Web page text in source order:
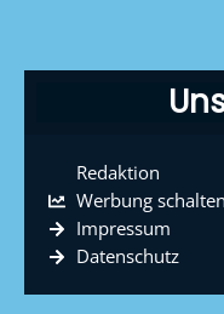
Redaktion
Werbung schalten
Impressum
Datenschutz